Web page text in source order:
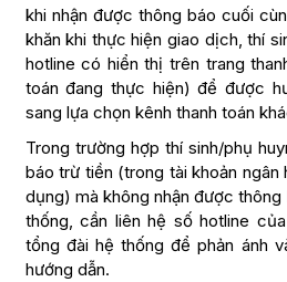
khi nhận được thông báo cuối
khăn khi thực hiện giao dịch, thí
hotline có hiển thị trên trang
toán đang thực hiện) để được
sang lựa chọn kênh thanh toán
Trong trường hợp thí sinh/phụ
báo trừ tiền (trong tài khoản ngân
dụng) mà không nhận được
thống, cần liên hệ số hotline
tổng đài hệ thống để phản ánh
hướng dẫn.